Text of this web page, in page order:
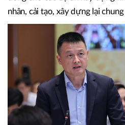
03/4/2023 của Thủ tướng
"Đầu tư xây dựng ít nhất 1
đối tượng thu nhập thấp, công
đoạn 2021-2030" và
đồng cho các dự án xây dựng
nhân, cải tạo, xây dựng lại